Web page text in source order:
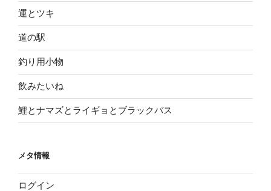
運とツキ
道の駅
釣り用小物
飲みたいね
鯉とナマズとライギョとブラックバス
メタ情報
ログイン